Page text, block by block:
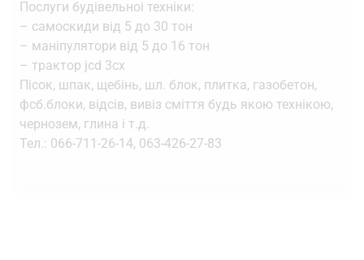
Послуги будівельноі техніки:
– самоскиди від 5 до 30 тон
– маніпулятори від 5 до 16 тон
– трактор jcd 3cx
Пісок, шпак, щебінь, шл. блок, плитка, газобетон,
фсб.блоки, відсів, вивіз сміття будь якою технікою,
чернозем, глина і т.д.
Тел.: 066-711-26-14, 063-426-27-83